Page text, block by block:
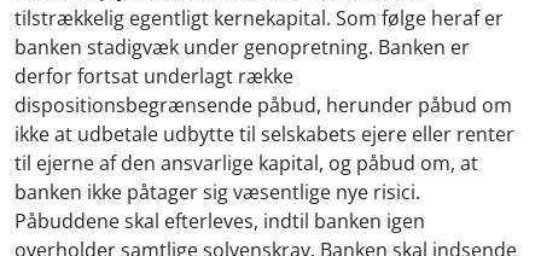
tilstrækkelig egentligt kernekapital. Som følge heraf er
banken stadigvæk under genopretning. Banken er
derfor fortsat underlagt række
dispositionsbegrænsende påbud, herunder påbud om
ikke at udbetale udbytte til selskabets ejere eller renter
til ejerne af den ansvarlige kapital, og påbud om, at
banken ikke påtager sig væsentlige nye risici.
Påbuddene skal efterleves, indtil banken igen
overholder samtlige solvenskrav. Banken skal indsende